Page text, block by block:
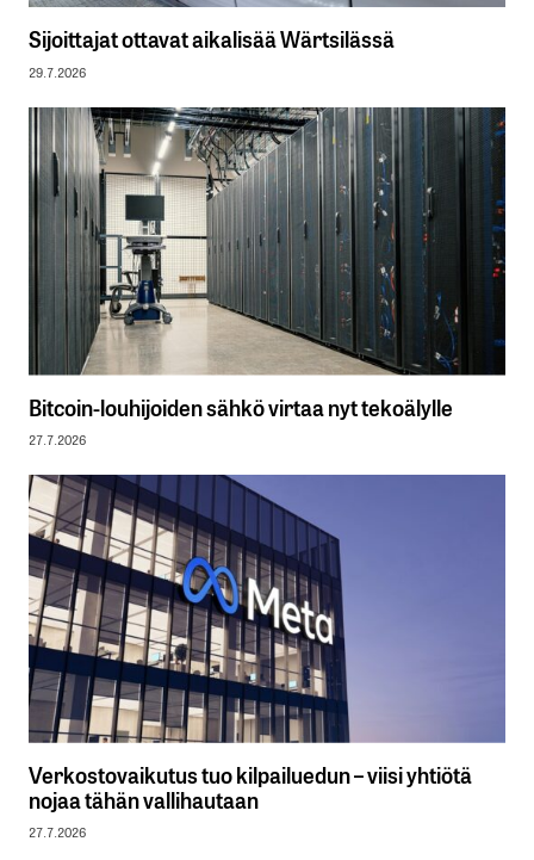
Sijoittajat ottavat aikalisää Wärtsilässä
29.7.2026
Bitcoin-louhijoiden sähkö virtaa nyt tekoälylle
27.7.2026
Verkostovaikutus tuo kilpailuedun – viisi yhtiötä
nojaa tähän vallihautaan
27.7.2026